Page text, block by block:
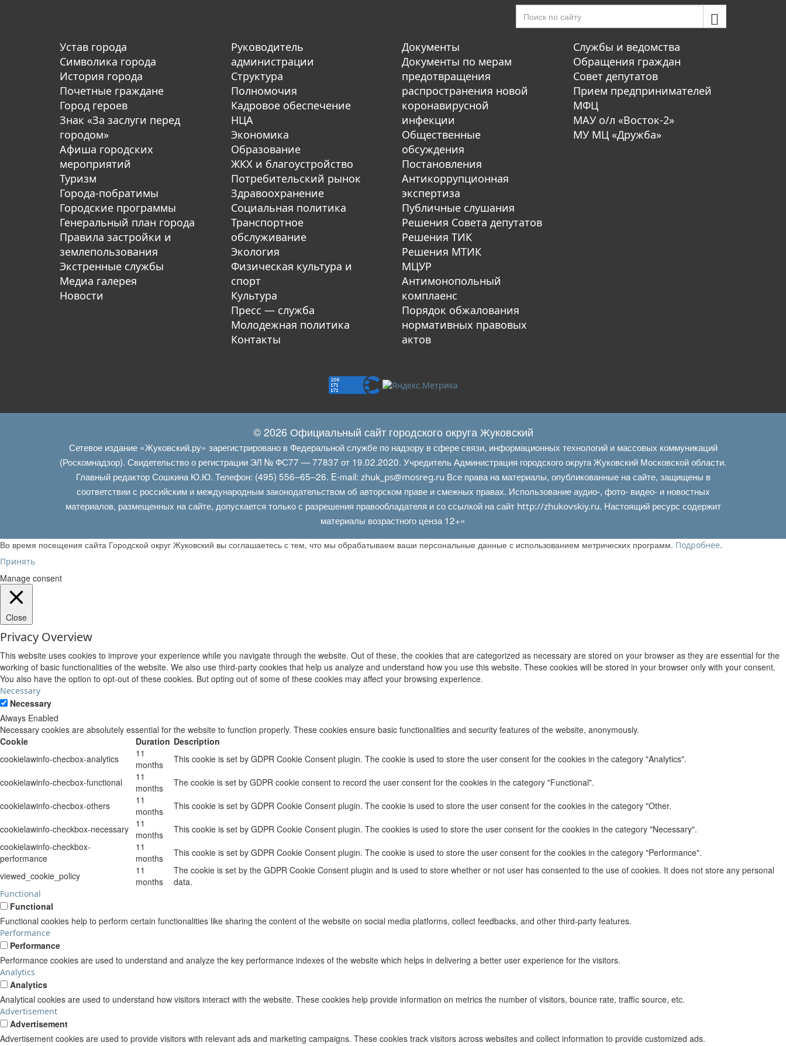
Устав города
Символика города
История города
Почетные граждане
Город героев
Знак «За заслуги перед
городом»
Афиша городских
мероприятий
Туризм
Города-побратимы
Городские программы
Генеральный план города
Правила застройки и
землепользования
Экстренные службы
Медиа галерея
Новости
Руководитель
администрации
Структура
Полномочия
Кадровое обеспечение
НЦА
Экономика
Образование
ЖКХ и благоустройство
Потребительский рынок
Здравоохранение
Социальная политика
Транспортное
обслуживание
Экология
Физическая культура и
спорт
Культура
Пресс — служба
Молодежная политика
Контакты
Документы
Документы по мерам
предотвращения
распространения новой
коронавирусной
инфекции
Общественные
обсуждения
Постановления
Антикоррупционная
экспертиза
Публичные слушания
Решения Совета депутатов
Решения ТИК
Решения МТИК
МЦУР
Антимонопольный
комплаенс
Порядок обжалования
нормативных правовых
актов
Службы и ведомства
Обращения граждан
Совет депутатов
Прием предпринимателей
МФЦ
МАУ о/л «Восток-2»
МУ МЦ «Дружба»
© 2026 Официальный сайт городского округа Жуковский
Сетевое издание «Жуковский.ру» зарегистрировано в Федеральной службе по надзору в сфере связи, информационных технологий и массовых коммуникаций
(Роскомнадзор). Свидетельство о регистрации ЭЛ № ФС77 — 77837 от 19.02.2020. Учредитель Администрация городского округа Жуковский Московской области.
Главный редактор Сошкина Ю.Ю. Телефон: (495) 556–65–26. E‑mail: zhuk_ps@mosreg.ruВсе права на материалы, опубликованные на сайте, защищены в
соответствии с российским и международным законодательством об авторском праве и смежных правах. Использование аудио-, фото- видео- и новостных
материалов, размещенных на сайте, допускается только с разрешения правообладателя и со ссылкой на сайт http://zhukovskiy.ru. Настоящий ресурс содержит
материалы возрастного ценза 12+»
Во время посещения сайта Городской округ Жуковский вы соглашаетесь с тем, что мы обрабатываем ваши персональные данные с использованием метрических программ. Подробнее.
Принять
Manage consent
Close
Privacy Overview
This website uses cookies to improve your experience while you navigate through the website. Out of these, the cookies that are categorized as necessary are stored on your browser as they are essential for the
working of basic functionalities of the website. We also use third-party cookies that help us analyze and understand how you use this website. These cookies will be stored in your browser only with your consent.
You also have the option to opt-out of these cookies. But opting out of some of these cookies may affect your browsing experience.
Necessary
Necessary
Always Enabled
Necessary cookies are absolutely essential for the website to function properly. These cookies ensure basic functionalities and security features of the website, anonymously.
Cookie
Duration Description
cookielawinfo-checbox-analytics
11
months
This cookie is set by GDPR Cookie Consent plugin. The cookie is used to store the user consent for the cookies in the category "Analytics".
cookielawinfo-checbox-functional
11
months
The cookie is set by GDPR cookie consent to record the user consent for the cookies in the category "Functional".
cookielawinfo-checbox-others
11
months
This cookie is set by GDPR Cookie Consent plugin. The cookie is used to store the user consent for the cookies in the category "Other.
cookielawinfo-checkbox-necessary
11
months
This cookie is set by GDPR Cookie Consent plugin. The cookies is used to store the user consent for the cookies in the category "Necessary".
cookielawinfo-checkbox-
performance
11
months
This cookie is set by GDPR Cookie Consent plugin. The cookie is used to store the user consent for the cookies in the category "Performance".
viewed_cookie_policy
11
months
The cookie is set by the GDPR Cookie Consent plugin and is used to store whether or not user has consented to the use of cookies. It does not store any personal
data.
Functional
Functional
Functional cookies help to perform certain functionalities like sharing the content of the website on social media platforms, collect feedbacks, and other third-party features.
Performance
Performance
Performance cookies are used to understand and analyze the key performance indexes of the website which helps in delivering a better user experience for the visitors.
Analytics
Analytics
Analytical cookies are used to understand how visitors interact with the website. These cookies help provide information on metrics the number of visitors, bounce rate, traffic source, etc.
Advertisement
Advertisement
Advertisement cookies are used to provide visitors with relevant ads and marketing campaigns. These cookies track visitors across websites and collect information to provide customized ads.